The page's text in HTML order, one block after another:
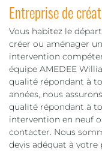
Entreprise de
Vous habitez le
créer ou aménager
intervention
équipe AMEDEE
qualité répondant à
années, nous
qualité répondant à
intervention en neuf
contacter. Nous
devis adéquat à votre